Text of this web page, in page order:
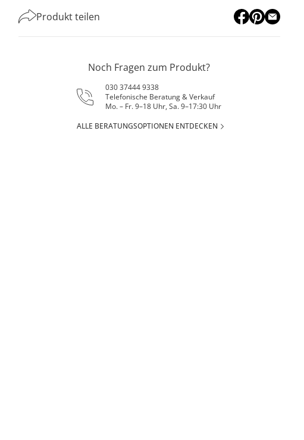
Produkt teilen
Noch Fragen zum Produkt?
030 37444 9338
Telefonische Beratung & Verkauf
Mo. – Fr. 9–18 Uhr, Sa. 9–17:30 Uhr
ALLE BERATUNGSOPTIONEN ENTDECKEN